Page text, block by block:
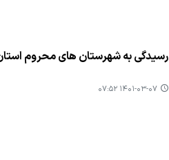
رسیدگی به شهرستان های محروم
۱۴۰۱-۰۳-۰۷ ۰۷:۵۲